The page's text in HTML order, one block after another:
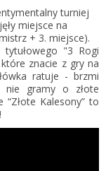
turniej
miejsce na
+ 3. miejsce).
"3 Rogi
znacie z gry na
ratuje - brzmi
nie gramy o złote
“Złote Kalesony” to